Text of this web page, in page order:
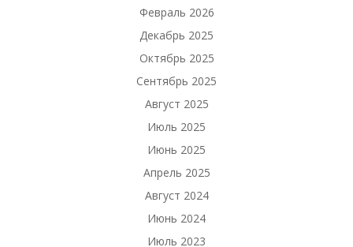
Февраль 2026
Декабрь 2025
Октябрь 2025
Сентябрь 2025
Август 2025
Июль 2025
Июнь 2025
Апрель 2025
Август 2024
Июнь 2024
Июль 2023